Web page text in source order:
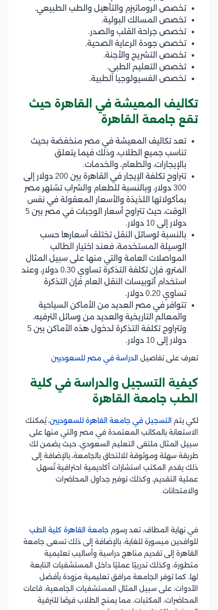
تخصص الروماتيزم والتأهيل والطب الطبيعي.
تخصص المسالك البولية.
تخصص جراحة القلب والصدر.
تخصص جودة الرعاية الصحية.
تخصص التشريح والأجنة.
تخصص التعليم الطبي.
تخصص الفسيولوجيا الطبية.
تكاليف المعيشة في القاهرة حيث
تقع جامعة القاهرة
تعد تكاليف المعيشة في مصر منخفضة بحيث
تناسب جميع الطلاب، وذلك فيما يتعلق
بالإيجارات، والطعام، والخدمات.
تتراوح تكلفة الإيجار في القاهرة بين 200 دولار إلى
300 دولار، وبالنسبة للطعام والشراب تشتهر مصر
بمأكولاتها اللذيذة والأسعار المعقولة في نفس
الوقت، حيث تتراوح أسعار الوجبات في مصر بين 5
دولار إلى 10 دولار.
بالنسبة لوسائل النقل تختلف أسعارها حسب
الوسيلة المستخدمة، فعند اختيار الطالب
المواصلات العامة والتي منها على سبيل المثال
المترو، فإن تكلفة التذكرة تساوي 0.30 دولار، وعند
استخدام أتوبيسات النقل العام فإن التذكرة
تساوي 0.20 دولار.
تتوافر في مصر العديد من الأماكن السياحية
والمعالم التاريخية والعديد من وسائل الترفيه،
وتتراوح تكلفة التذكرة لدخول هذه الأماكن بين 5
دولار إلى 10 دولار.
تعرف على تفاصيل الدراسة في مصر للسعوديين
كيفية التسجيل والدراسة في كلية
الطب جامعة القاهرة
لكي يتم التسجيل في جامعة القاهرة للسعوديين، يُمكنك
الاستعانة بالمكاتب المعتمدة في مصر والتي منها على
سبيل المثال ملتقى التعليم السعودي، حيث يضمن لك
طريقة سهلة وموثوقة للالتحاق بالجامعة، بالإضافة إلى
ذلك يقدم المكتب استشارات أكاديمية احترافية تُسهل
عملية التقديم، وكذلك توفير جداول المحاضرات
والامتحانات.
في نهاية المطاف، تعد رسوم جامعة القاهرة كلية الطب
للوافدين ميسورة للغاية، بالإضافة إلى ذلك تسعى جامعة
القاهرة إلى تقديم مناهج دراسية وأساليب تعليمية
متطورة، وكذلك تدريبًا عمليًا داخل المستشفيات التابعة
لها، كما توفر الجامعة مرافق تعليمية مزودة بأفضل
الأدوات، على سبيل المثال المستشفيات الجامعية، قاعات
المحاضرات، المكتبات، مما يمنح الطلاب فرصًا للترقية